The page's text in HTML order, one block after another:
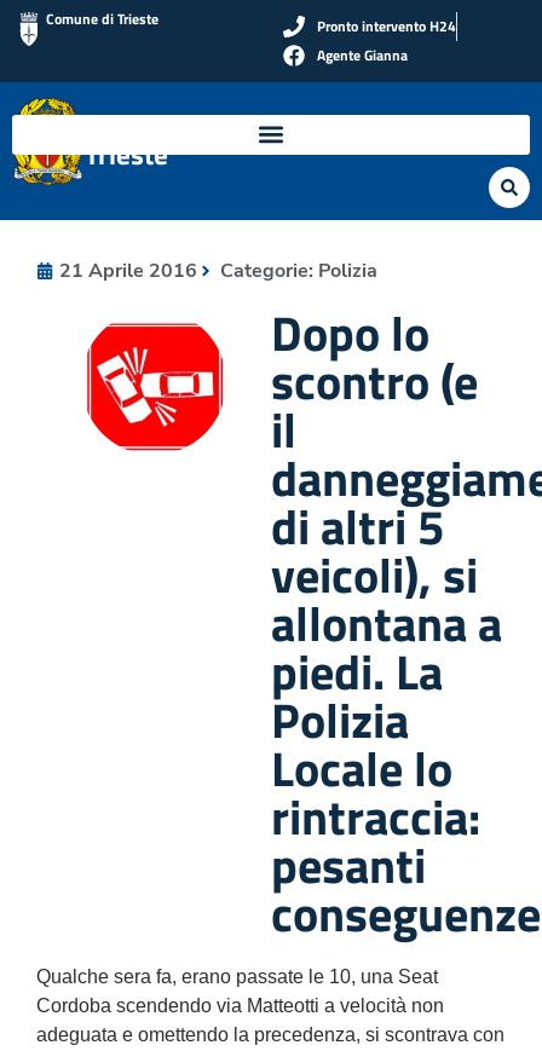
Comune di Trieste
Pronto intervento H24
Agente Gianna
Polizia Locale di
Trieste
21 Aprile 2016 Categorie: Polizia
Dopo lo
scontro (e
il
di altri 5
veicoli), si
allontana a
piedi. La
Polizia
Locale lo
rintraccia:
pesanti
conseguenze
Qualche sera fa, erano passate le 10, una Seat
Cordoba scendendo via Matteotti a velocità non
adeguata e omettendo la precedenza, si scontrava con